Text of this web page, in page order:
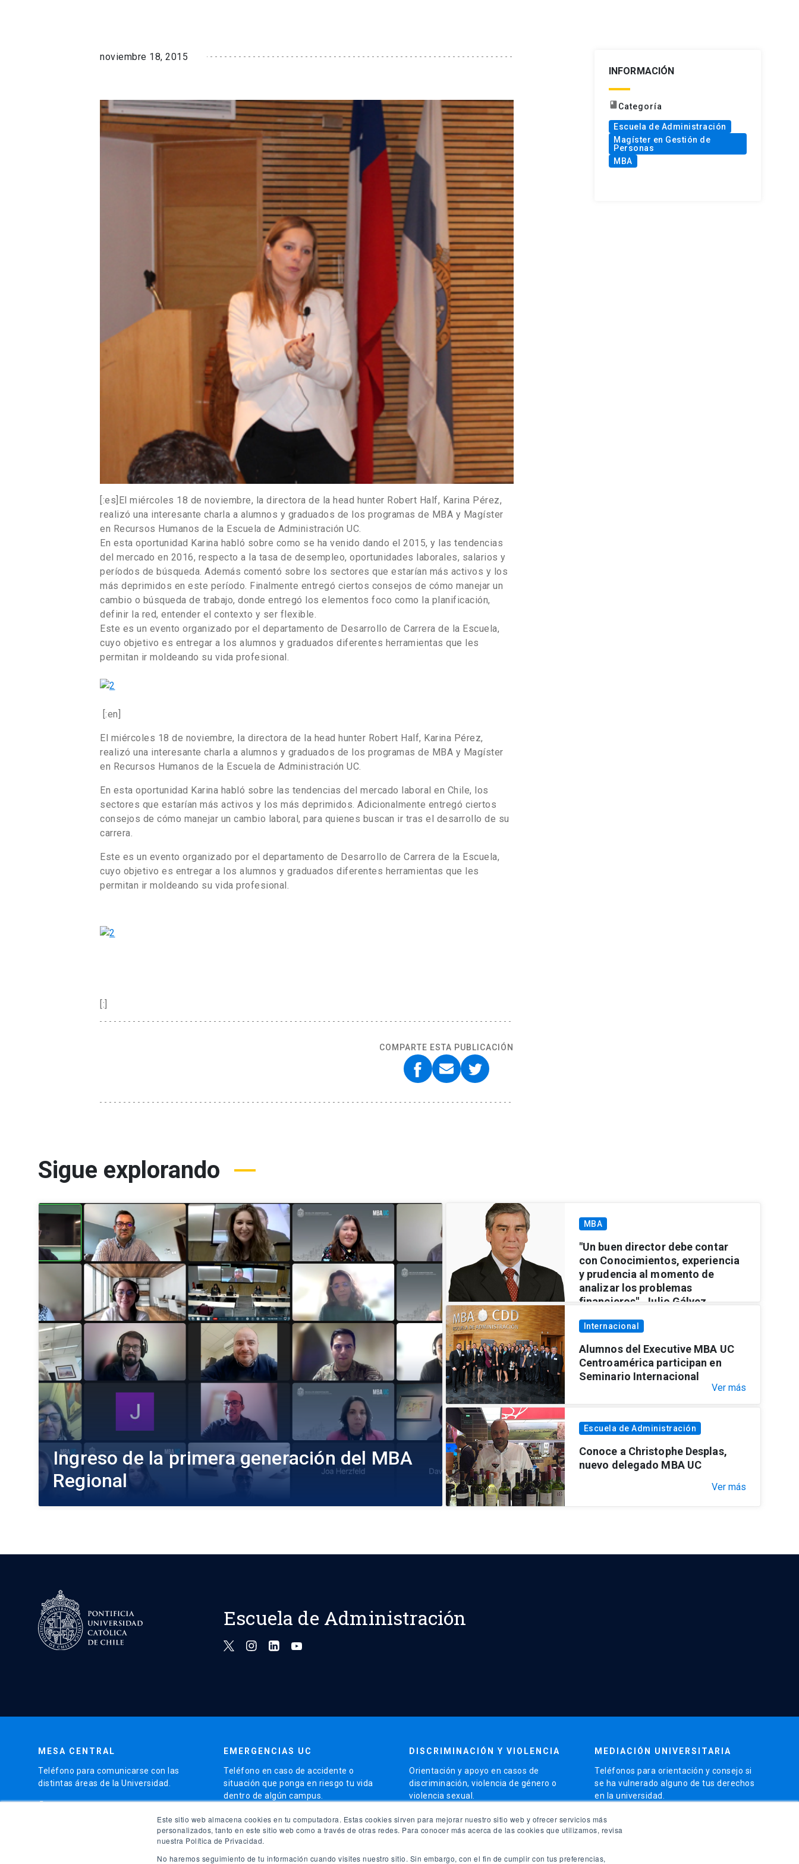
Este sitio web almacena cookies en tu computadora. Estas cookies sirven para mejorar nuestro sitio web y ofrecer servicios más
personalizados, tanto en este sitio web como a través de otras redes. Para conocer más acerca de las cookies que utilizamos, revisa
nuestra Política de Privacidad.
No haremos seguimiento de tu información cuando visites nuestro sitio. Sin embargo, con el fin de cumplir con tus preferencias,
noviembre 18, 2015
[:es]El miércoles 18 de noviembre, la directora de la head hunter Robert Half, Karina Pérez,
realizó una interesante charla a alumnos y graduados de los programas de MBA y Magíster
en Recursos Humanos de la Escuela de Administración UC.
En esta oportunidad Karina habló sobre como se ha venido dando el 2015, y las tendencias
del mercado en 2016, respecto a la tasa de desempleo, oportunidades laborales, salarios y
períodos de búsqueda. Además comentó sobre los sectores que estarían más activos y los
más deprimidos en este período. Finalmente entregó ciertos consejos de cómo manejar un
cambio o búsqueda de trabajo, donde entregó los elementos foco como la planificación,
definir la red, entender el contexto y ser flexible.
Este es un evento organizado por el departamento de Desarrollo de Carrera de la Escuela,
cuyo objetivo es entregar a los alumnos y graduados diferentes herramientas que les
permitan ir moldeando su vida profesional.
[:en]
El miércoles 18 de noviembre, la directora de la head hunter Robert Half, Karina Pérez,
realizó una interesante charla a alumnos y graduados de los programas de MBA y Magíster
en Recursos Humanos de la Escuela de Administración UC.
En esta oportunidad Karina habló sobre las tendencias del mercado laboral en Chile, los
sectores que estarían más activos y los más deprimidos. Adicionalmente entregó ciertos
consejos de cómo manejar un cambio laboral, para quienes buscan ir tras el desarrollo de su
carrera.
Este es un evento organizado por el departamento de Desarrollo de Carrera de la Escuela,
cuyo objetivo es entregar a los alumnos y graduados diferentes herramientas que les
permitan ir moldeando su vida profesional.
[:]
COMPARTE ESTA PUBLICACIÓN
INFORMACIÓN
bookCategoría
Escuela de Administración
Magíster en Gestión de
Personas
MBA
Sigue explorando
Ingreso de la primera generación del MBA
Regional
MBA
"Un buen director debe contar
con Conocimientos, experiencia
y prudencia al momento de
analizar los problemas
financieros", Julio Gálvez
Internacional
Alumnos del Executive MBA UC
Centroamérica participan en
Seminario Internacional
Ver más
Escuela de Administración
Conoce a Christophe Desplas,
nuevo delegado MBA UC
Ver más
Escuela de Administración
MESA CENTRAL
Teléfono para comunicarse con las
distintas áreas de la Universidad.
phone
EMERGENCIAS UC
Teléfono en caso de accidente o
situación que ponga en riesgo tu vida
dentro de algún campus.
phone (56)95504 5000
launch
DISCRIMINACIÓN Y VIOLENCIA
Orientación y apoyo en casos de
discriminación, violencia de género o
violencia sexual.
launch Contacto para apoyo
MEDIACIÓN UNIVERSITARIA
Teléfonos para orientación y consejo si
se ha vulnerado alguno de tus derechos
en la universidad.
phone